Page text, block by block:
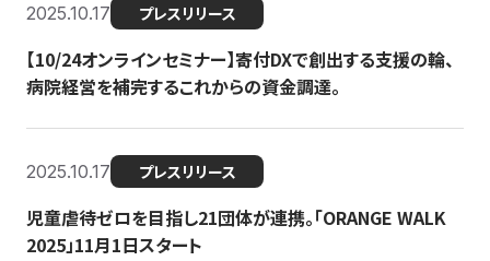
2025.10.17 プレスリリース
【10/24オンラインセミナー】寄付DXで創出する支援の輪、
病院経営を補完するこれからの資金調達。
2025.10.17 プレスリリース
児童虐待ゼロを目指し21団体が連携。「ORANGE WALK
2025」11月1日スタート